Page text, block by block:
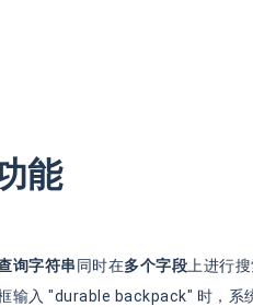
能
询字符串同时在多个字段 上进行
输入 "durable backpack" 时，系